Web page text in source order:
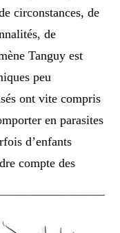
circonstances, de
de
Tanguy est
peu
ont vite compris
en parasites
d’enfants
compte des